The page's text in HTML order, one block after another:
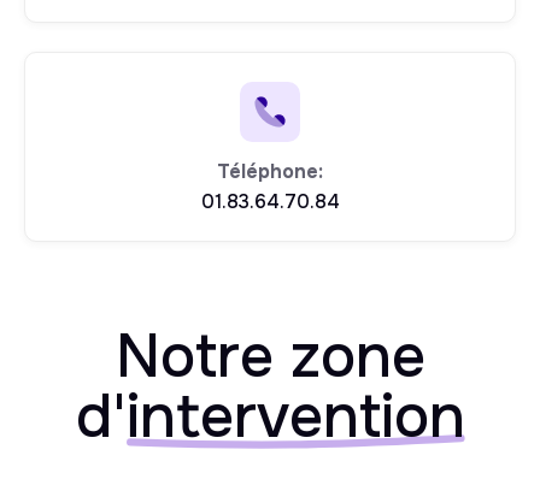
Téléphone:
01.83.64.70.84
Notre zone
d'intervention